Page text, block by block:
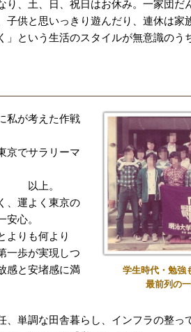
り、土、日、祝日はお休み。一家団だ
子供と思いっきり遊んだり、連休は家
」という生活のスタイルが無意識のう
学生時代・勉強
最前列の
私が考えた作戦
京でサラリーマ
、運よく東京の
心。
よりも何より
一歩が実現しつ
感と安堵感に満
、単調な田舎暮らし、インフラの整